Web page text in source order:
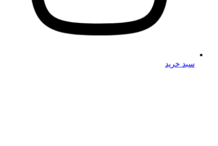
سبد خرید